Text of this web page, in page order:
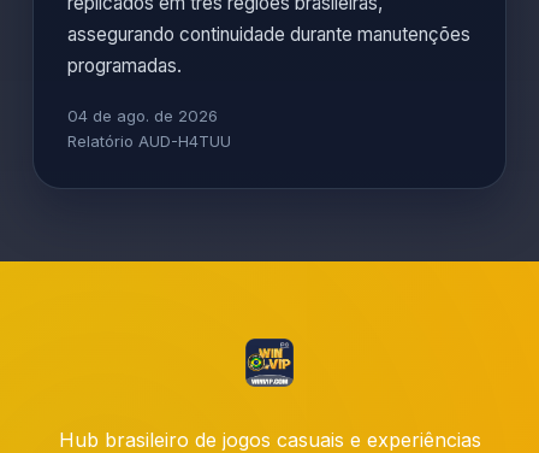
assegurando continuidade durante manutenções
programadas.
04 de ago. de 2026
Relatório AUD-H4TUU
Hub brasileiro de jogos casuais e experiências